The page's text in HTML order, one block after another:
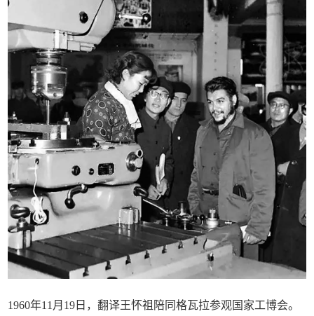
1960年11月19日，翻译王怀祖陪同格瓦拉参观国家工博会。